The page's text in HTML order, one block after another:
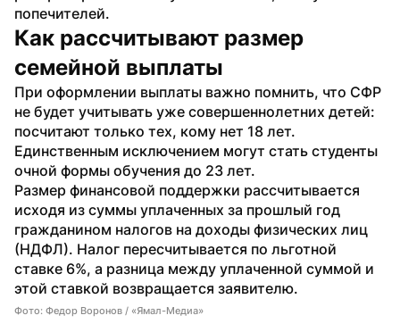
попечителей.
Как рассчитывают размер
семейной выплаты
При оформлении выплаты важно помнить, что СФР
не будет учитывать уже совершеннолетних детей:
посчитают только тех, кому нет 18 лет.
Единственным исключением могут стать студенты
очной формы обучения до 23 лет.
Размер финансовой поддержки рассчитывается
исходя из суммы уплаченных за прошлый год
гражданином налогов на доходы физических лиц
(НДФЛ). Налог пересчитывается по льготной
ставке 6%, а разница между уплаченной суммой и
этой ставкой возвращается заявителю.
Фото: Федор Воронов / «Ямал-Медиа»